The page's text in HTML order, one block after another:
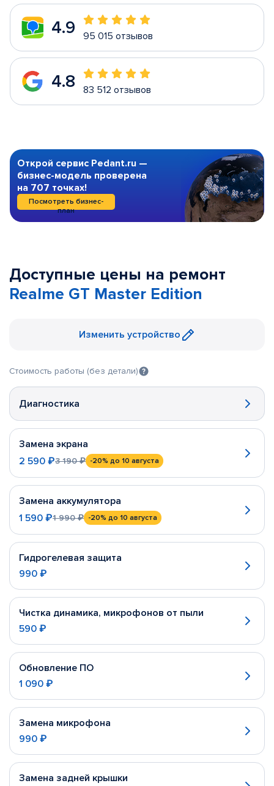
4.9 95 015 отзывов
4.8 83 512 отзывов
Открой сервис Pedant.ru —
бизнес-модель проверена
на 707 точках!
Посмотреть бизнес-
план
Доступные цены на ремонт
Realme GT Master Edition
Изменить устройство
Стоимость работы (без детали)
Диагностика
Замена экрана
2 590 ₽3 190 ₽ -20% до 10 августа
Замена аккумулятора
1 590 ₽1 990 ₽ -20% до 10 августа
Гидрогелевая защита
990 ₽
Чистка динамика, микрофонов от пыли
590 ₽
Обновление ПО
1 090 ₽
Замена микрофона
990 ₽
Замена задней крышки